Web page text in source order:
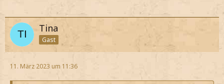
Tina
Gast
11. März 2023 um 11:36